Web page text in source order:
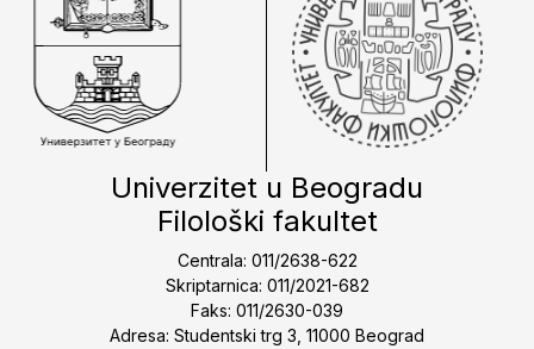
Univerzitet u Beogradu
Filološki fakultet
Centrala: 011/2638-622
Skriptarnica: 011/2021-682
Faks: 011/2630-039
Adresa: Studentski trg 3, 11000 Beograd